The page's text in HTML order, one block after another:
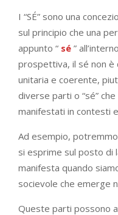
I “SÉ” sono una
sul principio che una
appunto “ sé ”
prospettiva, il sé non è
unitaria e coerente,
diverse parti o “sé”
manifestati in contesti
Ad esempio,
si esprime sul posto di
manifesta quando
socievole che emerge
Queste parti possono